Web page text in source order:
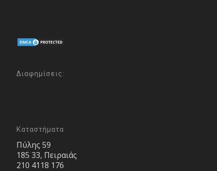
Διαφημίσεις:
Καταστήματα
Πύλης 59
185 33, Πειραιάς
210 4118 176